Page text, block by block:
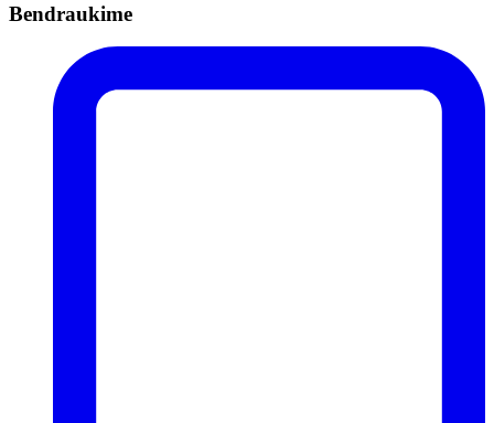
Bendraukime